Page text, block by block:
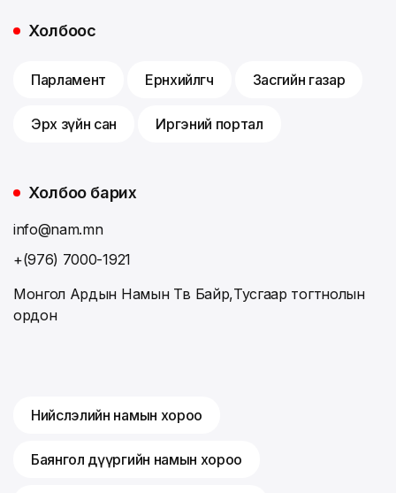
Холбоос
Парламент Ерөнхийлөгч Засгийн газар
Эрх зүйн сан Иргэний портал
Холбоо барих
info@nam.mn
+(976) 7000-1921
Монгол Ардын Намын Төв Байр,Тусгаар тогтнолын
ордон
Нийслэлийн намын хороо
Баянгол дүүргийн намын хороо